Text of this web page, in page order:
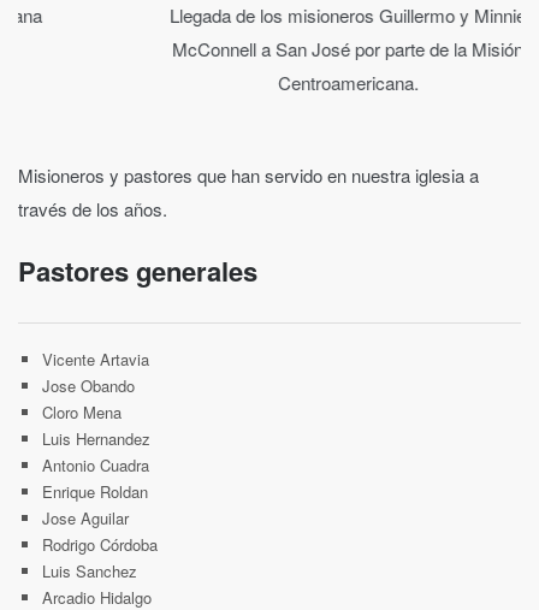
Llegada de los misioneros Guillermo y Minnie
McConnell a San José por parte de la Misión
Centroamericana.
Misioneros y pastores que han servido en nuestra iglesia a
través de los años.
Pastores generales
Vicente Artavia
Jose Obando
Cloro Mena
Luis Hernandez
Antonio Cuadra
Enrique Roldan
Jose Aguilar
Rodrigo Córdoba
Luis Sanchez
Arcadio Hidalgo